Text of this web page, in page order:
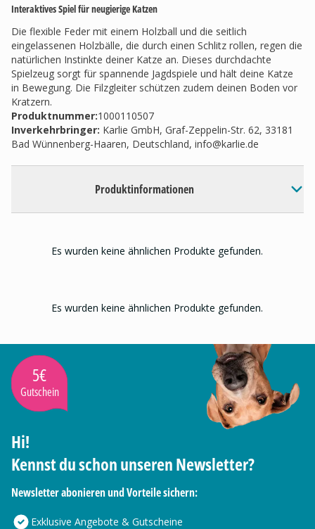
Interaktives Spiel für neugierige Katzen
Die flexible Feder mit einem Holzball und die seitlich
eingelassenen Holzbälle, die durch einen Schlitz rollen, regen die
natürlichen Instinkte deiner Katze an. Dieses durchdachte
Spielzeug sorgt für spannende Jagdspiele und hält deine Katze
in Bewegung. Die Filzgleiter schützen zudem deinen Boden vor
Kratzern.
Produktnummer:1000110507
Inverkehrbringer: Karlie GmbH, Graf-Zeppelin-Str. 62, 33181
Bad Wünnenberg-Haaren, Deutschland, info@karlie.de
Produktinformationen
Es wurden keine ähnlichen Produkte gefunden.
Es wurden keine ähnlichen Produkte gefunden.
5€
Gutschein
Hi!
Kennst du schon unseren Newsletter?
Newsletter abonieren und Vorteile sichern:
Exklusive Angebote & Gutscheine